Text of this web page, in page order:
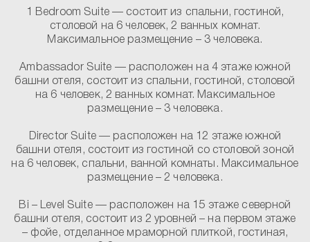
Bedroom Suite — состоит из спальни, гостиной,
столовой на 6 человек, 2 ванных комнат.
Максимальное размещение – 3 человека.
Ambassador Suite — расположен на 4 этаже южной
башни отеля, состоит из спальни, гостиной, столовой
на 6 человек, 2 ванных комнат. Максимальное
размещение – 3 человека.
Director Suite — расположен на 12 этаже южной
башни отеля, состоит из гостиной со столовой зоной
на 6 человек, спальни, ванной комнаты. Максимальное
размещение – 2 человека.
Bi – Level Suite — расположен на 15 этаже северной
башни отеля, состоит из 2 уровней – на первом этаже
– фойе, отделанное мраморной плиткой, гостиная,